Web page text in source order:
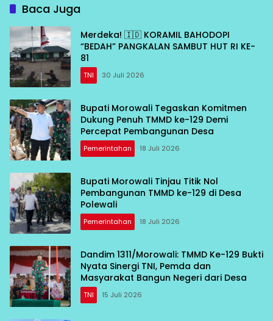
Baca Juga
Merdeka! 🇮🇩 KORAMIL BAHODOPI
“BEDAH” PANGKALAN SAMBUT HUT RI KE-
81
TNI 30 Juli 2026
Bupati Morowali Tegaskan Komitmen
Dukung Penuh TMMD ke-129 Demi
Percepat Pembangunan Desa
Pemerintahan 18 Juli 2026
Bupati Morowali Tinjau Titik Nol
Pembangunan TMMD ke-129 di Desa
Polewali
Pemerintahan 18 Juli 2026
Dandim 1311/Morowali: TMMD Ke-129 Bukti
Nyata Sinergi TNI, Pemda dan
Masyarakat Bangun Negeri dari Desa
TNI 15 Juli 2026